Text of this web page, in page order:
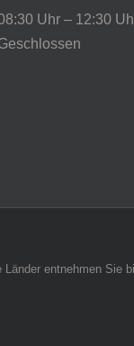
Uhr – 12:30
entnehmen Sie